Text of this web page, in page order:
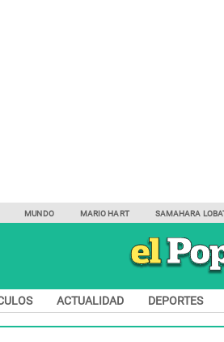
MUNDO MARIO HART SAMAHARA
ACTUALIDAD DEPORTES